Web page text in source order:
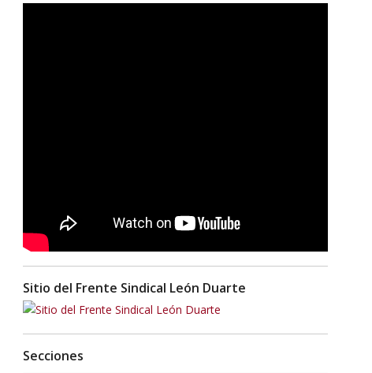
Sitio del Frente Sindical León Duarte
Secciones